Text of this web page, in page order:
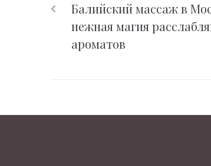
Балийский массаж в
нежная магия
ароматов